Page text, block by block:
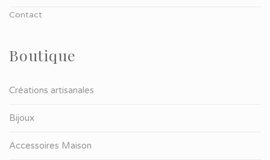
Contact
Boutique
Créations artisanales
Bijoux
Accessoires Maison